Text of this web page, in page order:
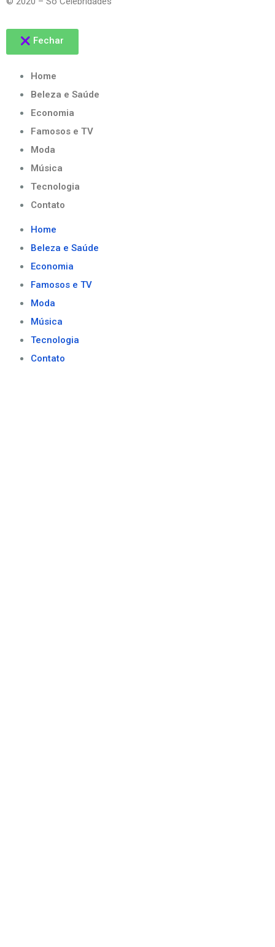
Fechar
Home
Beleza e Saúde
Economia
Famosos e TV
Moda
Música
Tecnologia
Contato
Home
Beleza e Saúde
Economia
Famosos e TV
Moda
Música
Tecnologia
Contato